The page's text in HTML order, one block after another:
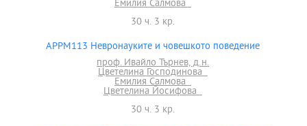
Емилия Салмова
30 ч. 3 кр.
APPM113 Невронауките и човешкото поведение
проф. Ивайло Търнев, д.н.
Цветелина Господинова
Емилия Салмова
Цветелина Йосифова
30 ч. 3 кр.